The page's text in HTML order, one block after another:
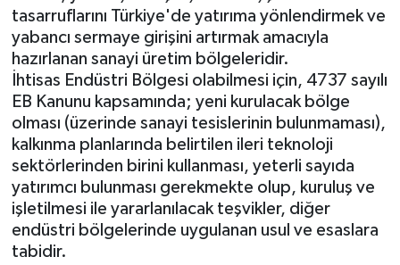
tasarruflarını Türkiye'de yatırıma yönlendirmek ve
yabancı sermaye girişini artırmak amacıyla
hazırlanan sanayi üretim bölgeleridir.
İhtisas Endüstri Bölgesi olabilmesi için, 4737 sayılı
EB Kanunu kapsamında; yeni kurulacak bölge
olması (üzerinde sanayi tesislerinin bulunmaması),
kalkınma planlarında belirtilen ileri teknoloji
sektörlerinden birini kullanması, yeterli sayıda
yatırımcı bulunması gerekmekte olup, kuruluş ve
işletilmesi ile yararlanılacak teşvikler, diğer
endüstri bölgelerinde uygulanan usul ve esaslara
tabidir.